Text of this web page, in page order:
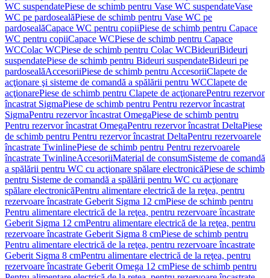
WC suspendatePiese de schimb pentru Vase WC suspendateVase
WC pe pardosealăPiese de schimb pentru Vase WC pe
pardosealăCapace WC pentru copiiPiese de schimb pentru Capace
WC pentru copiiCapace WCPiese de schimb pentru Capace
WCColac WCPiese de schimb pentru Colac WCBideuriBideuri
suspendatePiese de schimb pentru Bideuri suspendateBideuri pe
pardosealăAccesoriiPiese de schimb pentru AccesoriiClapete de
acţionare şi sisteme de comandă a spălării pentru WCClapete de
acţionarePiese de schimb pentru Clapete de acţionarePentru rezervor
încastrat SigmaPiese de schimb pentru Pentru rezervor încastrat
SigmaPentru rezervor încastrat OmegaPiese de schimb pentru
Pentru rezervor încastrat OmegaPentru rezervor încastrat DeltaPiese
de schimb pentru Pentru rezervor încastrat DeltaPentru rezervoarele
încastrate TwinlinePiese de schimb pentru Pentru rezervoarele
încastrate TwinlineAccesoriiMaterial de consumSisteme de comandă
a spălării pentru WC cu acţionare spălare electronicăPiese de schimb
pentru Sisteme de comandă a spălării pentru WC cu acţionare
spălare electronicăPentru alimentare electrică de la reţea, pentru
rezervoare încastrate Geberit Sigma 12 cmPiese de schimb pentru
Pentru alimentare electrică de la reţea, pentru rezervoare încastrate
Geberit Sigma 12 cmPentru alimentare electrică de la reţea, pentru
rezervoare încastrate Geberit Sigma 8 cmPiese de schimb pentru
Pentru alimentare electrică de la reţea, pentru rezervoare încastrate
Geberit Sigma 8 cmPentru alimentare electrică de la reţea, pentru
rezervoare încastrate Geberit Omega 12 cmPiese de schimb pentru